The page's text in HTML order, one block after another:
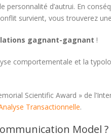
d’autrui. En
survient, vous trouverez
gagnant-gagnant !
comportementale et la
Scientific Award » de
Transactionnelle.
Model ?